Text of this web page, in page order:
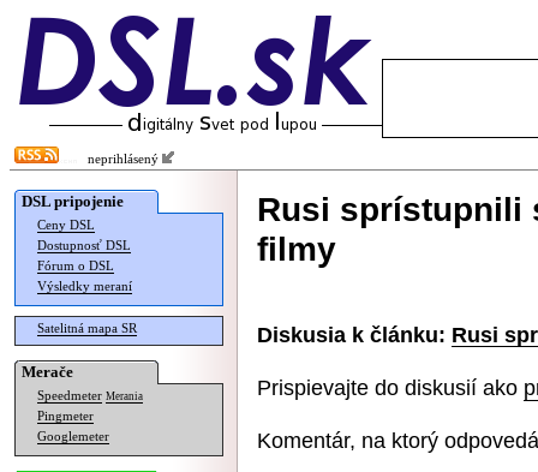
neprihlásený
DSL pripojenie
Ceny DSL
Dostupnosť DSL
Fórum o DSL
Výsledky meraní
Satelitná mapa SR
Merače
Speedmeter Merania
Pingmeter
Googlemeter
Rusi sprístupnili
filmy
Diskusia k článku: Rusi
Prispievajte do diskusií ako
Komentár, na ktorý